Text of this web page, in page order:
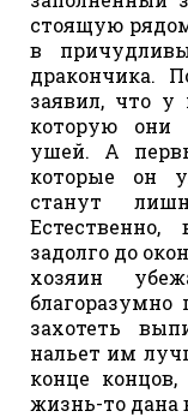
стоящую
в
дракончика.
заявил, что у
которую они
ушей. А
которые он
станут
Естественно,
задолго до
хозяин
благоразумно
захотеть
нальет им
конце
жизнь-то дана